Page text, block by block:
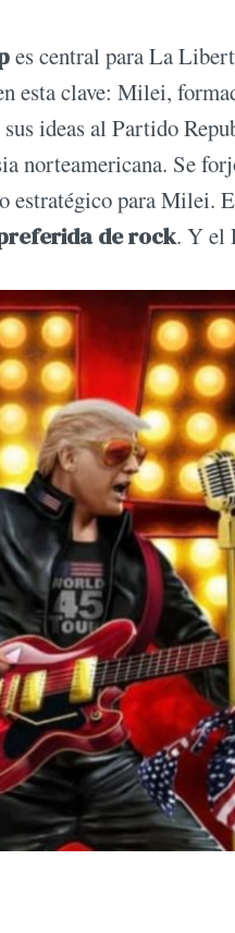
es central para La
esta clave: Milei,
ideas al Partido
norteamericana. Se
estratégico para Milei.
de rock. Y el